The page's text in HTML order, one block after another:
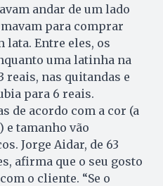
andar de um lado
para comprar
lata. Entre eles, os
uma latinha na
reais, nas quitandas e
para 6 reais.
de acordo com a cor (a
e tamanho vão
Jorge Aidar, de 63
afirma que o seu gosto
o cliente. “Se o